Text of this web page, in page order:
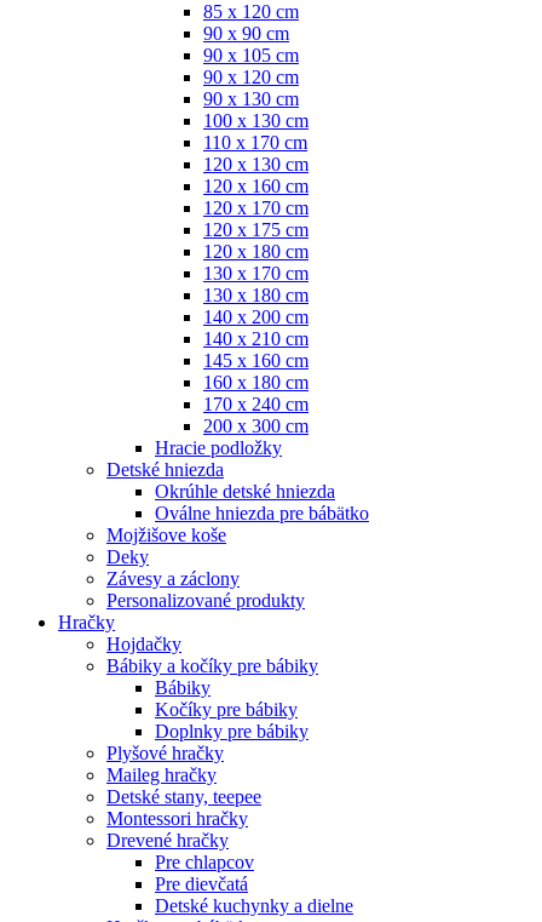
85 x 120 cm
90 x 90 cm
90 x 105 cm
90 x 120 cm
90 x 130 cm
100 x 130 cm
110 x 170 cm
120 x 130 cm
120 x 160 cm
120 x 170 cm
120 x 175 cm
120 x 180 cm
130 x 170 cm
130 x 180 cm
140 x 200 cm
140 x 210 cm
145 x 160 cm
160 x 180 cm
170 x 240 cm
200 x 300 cm
Hracie podložky
Detské hniezda
Okrúhle detské hniezda
Oválne hniezda pre bábätko
Mojžišove koše
Deky
Závesy a záclony
Personalizované produkty
Hračky
Hojdačky
Bábiky a kočíky pre bábiky
Bábiky
Kočíky pre bábiky
Doplnky pre bábiky
Plyšové hračky
Maileg hračky
Detské stany, teepee
Montessori hračky
Drevené hračky
Pre chlapcov
Pre dievčatá
Detské kuchynky a dielne